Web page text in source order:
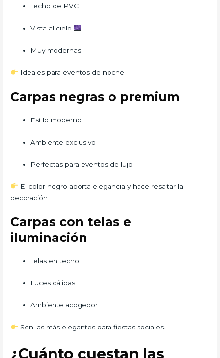
Techo de PVC
Vista al cielo
Muy modernas
Ideales para eventos de noche.
Carpas negras o premium
Estilo moderno
Ambiente exclusivo
Perfectas para eventos de lujo
El color negro aporta elegancia y hace resaltar la
decoración
Carpas con telas e
iluminación
Telas en techo
Luces cálidas
Ambiente acogedor
Son las más elegantes para fiestas sociales.
¿Cuánto cuestan las